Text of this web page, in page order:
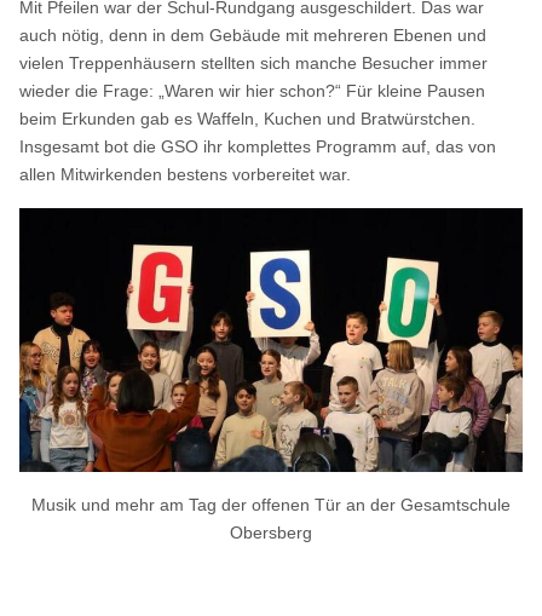
Mit Pfeilen war der Schul-Rundgang ausgeschildert. Das war
auch nötig, denn in dem Gebäude mit mehreren Ebenen und
vielen Treppenhäusern stellten sich manche Besucher immer
wieder die Frage: „Waren wir hier schon?“ Für kleine Pausen
beim Erkunden gab es Waffeln, Kuchen und Bratwürstchen.
Insgesamt bot die GSO ihr komplettes Programm auf, das von
allen Mitwirkenden bestens vorbereitet war.
Musik und mehr am Tag der offenen Tür an der Gesamtschule
Obersberg